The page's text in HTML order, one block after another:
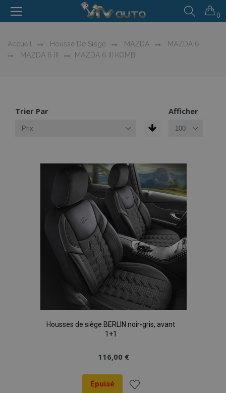
0
Accueil Housse De Siège MAZDA
MAZDA 6
MAZDA 6 III
MAZDA 6 III KOMBI
Trier Par Afficher
Housses de siège BERLIN noir-gris, avant
1+1
116,00 €
Épuisé